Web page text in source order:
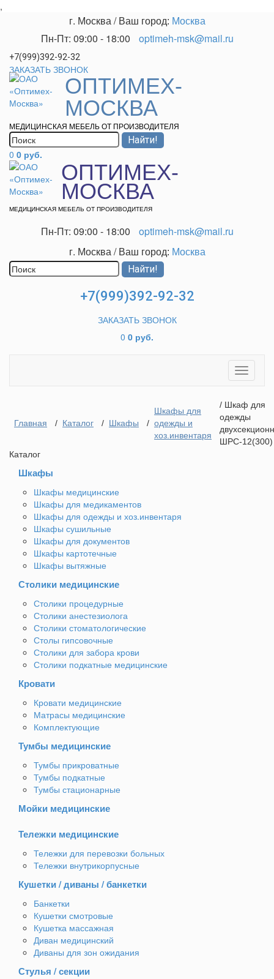
,
г. Москва/ Ваш город: Москва
Пн-Пт: 09:00 - 18:00 optimeh-msk@mail.ru
+7(999)392-92-32
ЗАКАЗАТЬ ЗВОНОК
ОПТИМЕХ-
МОСКВА
МЕДИЦИНСКАЯ МЕБЕЛЬ ОТ ПРОИЗВОДИТЕЛЯ
0 0 руб.
ОПТИМЕХ-
МОСКВА
МЕДИЦИНСКАЯ МЕБЕЛЬ ОТ ПРОИЗВОДИТЕЛЯ
Пн-Пт: 09:00 - 18:00
optimeh-msk@mail.ru
г. Москва/ Ваш город: Москва
+7(999)392-92-32
ЗАКАЗАТЬ ЗВОНОК
0 0 руб.
Toggle
Главная / Каталог / Шкафы /
Шкафы для
одежды и
хоз.инвентаря
/ Шкаф для
одежды
ШРС-12(300)
Каталог
Шкафы
Шкафы медицинские
Шкафы для медикаментов
Шкафы для одежды и хоз.инвентаря
Шкафы сушильные
Шкафы для документов
Шкафы картотечные
Шкафы вытяжные
Столики медицинские
Столики процедурные
Столики анестезиолога
Столики стоматологические
Столы гипсовочные
Столики для забора крови
Столики подкатные медицинские
Кровати
Кровати медицинские
Матрасы медицинские
Комплектующие
Тумбы медицинские
Тумбы прикроватные
Тумбы подкатные
Тумбы стационарные
Мойки медицинские
Тележки медицинские
Тележки для перевозки больных
Тележки внутрикорпусные
Кушетки / диваны / банкетки
Банкетки
Кушетки смотровые
Кушетка массажная
Диван медицинский
Диваны для зон ожидания
Стулья / секции